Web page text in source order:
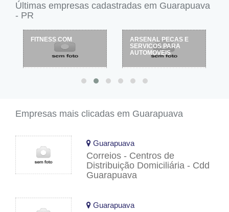
Últimas empresas cadastradas em Guarapuava
- PR
FITNESS COM
ARSENAL PECAS E
SERVICOS PARA
AUTOMOVEIS
Empresas mais clicadas em Guarapuava
Guarapuava
Correios - Centros de
Distribuição Domiciliária - Cdd
Guarapuava
Guarapuava